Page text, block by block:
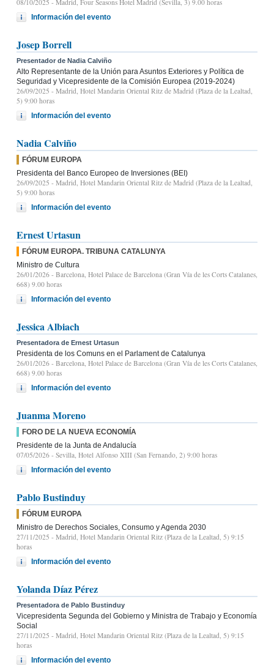
08/10/2025 - Madrid, Four Seasons Hotel Madrid (Sevilla, 3) 9.00 horas
Información del evento
Josep Borrell
Presentador de Nadia Calviño
Alto Representante de la Unión para Asuntos Exteriores y Política de
Seguridad y Vicepresidente de la Comisión Europea (2019-2024)
26/09/2025 - Madrid, Hotel Mandarin Oriental Ritz de Madrid (Plaza de la Lealtad,
5) 9:00 horas
Información del evento
Nadia Calviño
FÓRUM EUROPA
Presidenta del Banco Europeo de Inversiones (BEI)
26/09/2025 - Madrid, Hotel Mandarin Oriental Ritz de Madrid (Plaza de la Lealtad,
5) 9:00 horas
Información del evento
Ernest Urtasun
FÓRUM EUROPA. TRIBUNA CATALUNYA
Ministro de Cultura
26/01/2026 - Barcelona, Hotel Palace de Barcelona (Gran Vía de les Corts Catalanes,
668) 9.00 horas
Información del evento
Jessica Albiach
Presentadora de Ernest Urtasun
Presidenta de los Comuns en el Parlament de Catalunya
26/01/2026 - Barcelona, Hotel Palace de Barcelona (Gran Vía de les Corts Catalanes,
668) 9.00 horas
Información del evento
Juanma Moreno
FORO DE LA NUEVA ECONOMÍA
Presidente de la Junta de Andalucía
07/05/2026 - Sevilla, Hotel Alfonso XIII (San Fernando, 2) 9:00 horas
Información del evento
Pablo Bustinduy
FÓRUM EUROPA
Ministro de Derechos Sociales, Consumo y Agenda 2030
27/11/2025 - Madrid, Hotel Mandarin Oriental Ritz (Plaza de la Lealtad, 5) 9:15
horas
Información del evento
Yolanda Díaz Pérez
Presentadora de Pablo Bustinduy
Vicepresidenta Segunda del Gobierno y Ministra de Trabajo y Economía
Social
27/11/2025 - Madrid, Hotel Mandarin Oriental Ritz (Plaza de la Lealtad, 5) 9:15
horas
Información del evento